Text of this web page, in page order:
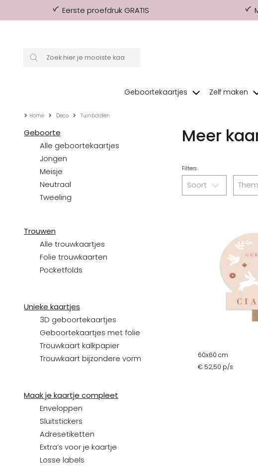
Eerste proefdruk GRATIS
Geboortekaartjes Zelf maken
Home Deco Tuinborden
Geboorte
Alle geboortekaartjes
Jongen
Meisje
Neutraal
Tweeling
Trouwen
Alle trouwkaartjes
Folie trouwkaarten
Pocketfolds
Unieke kaartjes
3D geboortekaartjes
Geboortekaartjes met folie
Trouwkaart kalkpapier
Trouwkaart bijzondere vorm
Maak je kaartje compleet
Enveloppen
Sluitstickers
Adresetiketten
Extra’s voor je kaartje
Losse labels
Meer
Filters
Soort
60x60 cm
€ 52,50 p/s